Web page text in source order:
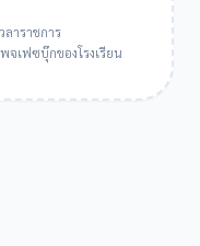
าราชการ
เฟซบุ๊กของโรงเรียน